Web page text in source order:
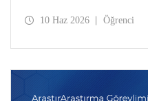
Bilimleri ve Araştırmaları
10 Haz 2026 Öğrenci